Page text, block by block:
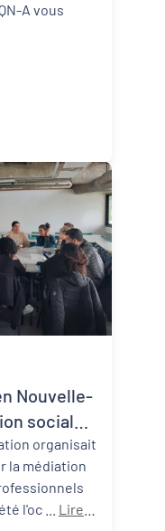
A vous
Nouvelle-
sociale :
! »
organisait
la médiation
Lire la